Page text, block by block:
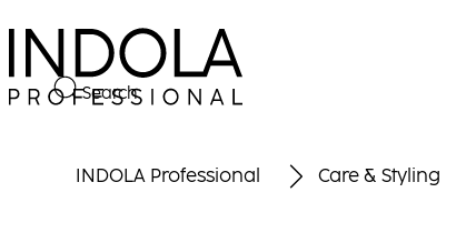
Search
INDOLA Professional Care & Styling